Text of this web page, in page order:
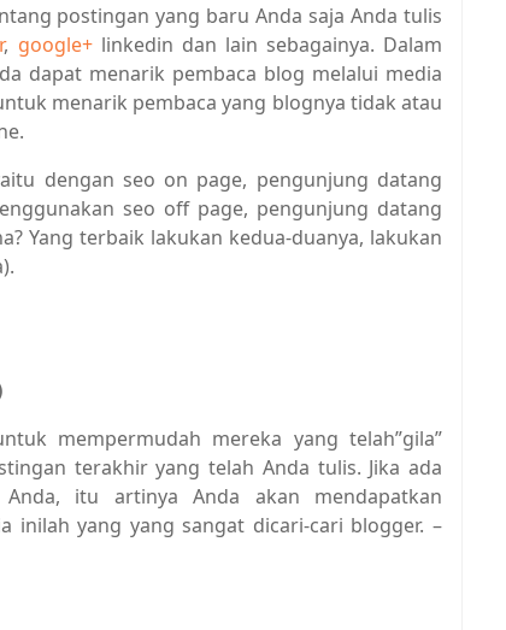
postingan yang baru Anda saja Anda tulis
, google+linkedin dan lain sebagainya. Dalam
dapat menarik pembaca blog melalui media
menarik pembaca yang blognya tidak atau
dengan seo on page, pengunjung datang
seo off page, pengunjung datang
Yang terbaik lakukan kedua-duanya, lakukan
mempermudah mereka yang telah”gila”
terakhir yang telah Anda tulis. Jika ada
itu artinya Anda akan mendapatkan
inilah yang yang sangat dicari-cari blogger. –